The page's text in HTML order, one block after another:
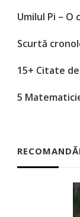
Umilul Pi –
Scurtă
15+ Citate
5